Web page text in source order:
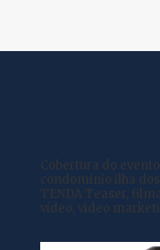
Cobertura do
condominio ilha
TENDA Teaser,
vídeo, video